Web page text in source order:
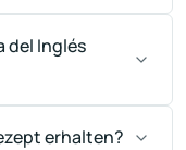
del Inglés
erhalten?